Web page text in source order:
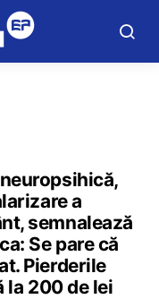
a
semnalează
Se pare că
Pierderile
la 200 de lei